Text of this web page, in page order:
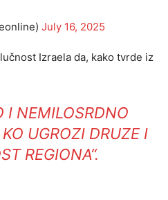
July 16, 2025
Izraela da, kako tvrde iz
I NEMILOSRDNO
UGROZI DRUZE I
REGIONA“.